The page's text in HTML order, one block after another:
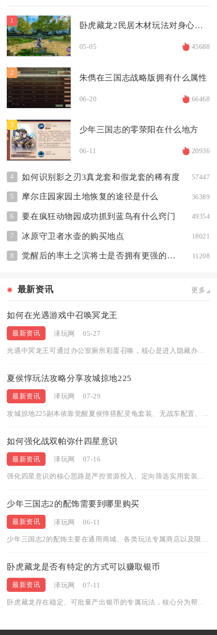
1
卧虎藏龙2民居木材玩法对身心健康有何影响
05-05 45688
2
朱儁在三国志战略版拥有什么属性
06-20 66468
3
少年三国志的零荥阳在什么地方
06-11 20936
4 如何识别影之刃3真龙套和假龙套的稀有度 57447
5 摩尔庄园家园土地恢复的途径是什么 36389
6 要在疯狂动物园成功抓到蓝鸟有什么窍门 49354
7 冰原守卫者水壶的购买地点 18021
8 觉醒后的率土之滨将士是否拥有更强的技能 11208
最新资讯 更多
如何在光遇游戏中召唤冥龙王
最新资讯 泽玩网 05-27
夏侯惇玩法攻略分享攻城掠地225
最新资讯 泽玩网 07-29
如何强化战双帕弥什四星意识
最新资讯 泽玩网 07-16
强化四星意识的核心思路是严控资源投入、定向筛选实用套装、阶段...
少年三国志2的配饰需要到哪里购买
最新资讯 泽玩网 06-11
卧虎藏龙是否有特定的方式可以赚取银币
最新资讯 泽玩网 07-11